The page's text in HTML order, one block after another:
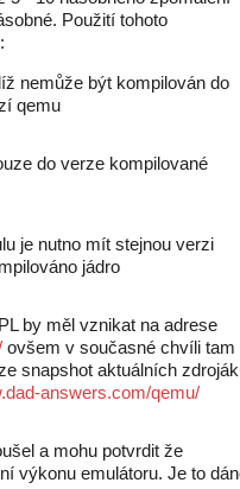
Použití tohoto
nemůže být kompilován do
qemu
do verze kompilované
je nutno mít stejnou verzi
jádro
by měl vznikat na adrese
ovšem v současné chvíli tam
snapshot aktuálních
answers.com/qemu/
a mohu potvrdit že
výkonu emulátoru. Je to